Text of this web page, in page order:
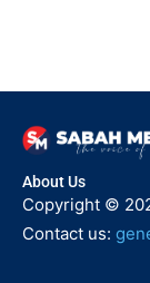
About Us
Copyright ©
Contact us: